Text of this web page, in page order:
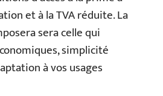
et à la TVA réduite. La
sera celle qui
simplicité
à vos usages